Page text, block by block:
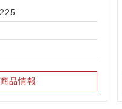
商品情報